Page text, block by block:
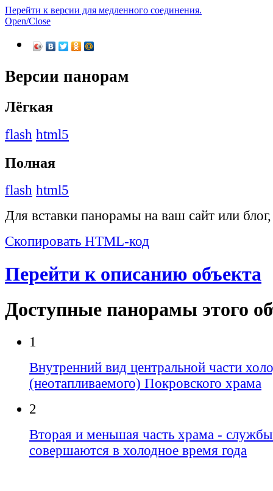
Перейти к версии для медленного соединения.
Open/Close
Версии панорам
Лёгкая
flash html5
Полная
flash html5
Для вставки панорамы на ваш сайт или
Скопировать HTML-код
Перейти к описанию объекта
Доступные панорамы этого
1
Внутренний вид центральной части
(неотапливаемого) Покровского храма
2
Вторая и меньшая часть храма - службы
совершаются в холодное время года